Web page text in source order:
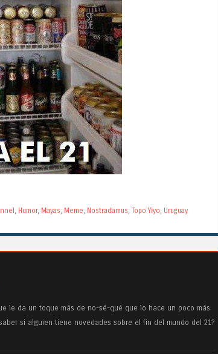
Humor, Mayas Meme Nostradamus Topo Yiyo Uruguay
le da un toque más de no-sé-qué que lo hace un poco más
si alguien tiene novedades sobre el fin del mundo del 21?